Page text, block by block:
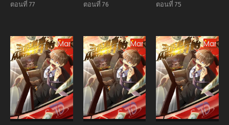
ตอนที่ 77 ตอนที่ 76 ตอนที่ 75
Manhua Manhua